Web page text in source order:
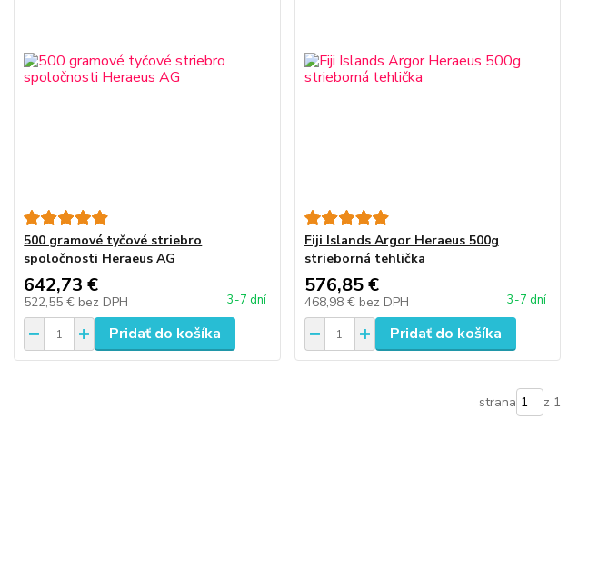
500 gramové tyčové striebro
spoločnosti Heraeus AG
642,73 €
522,55 € bez DPH 3-7 dní
Pridať do košíka
Fiji Islands Argor Heraeus 500g
strieborná tehlička
576,85 €
468,98 € bez DPH 3-7 dní
Pridať do košíka
strana z 1